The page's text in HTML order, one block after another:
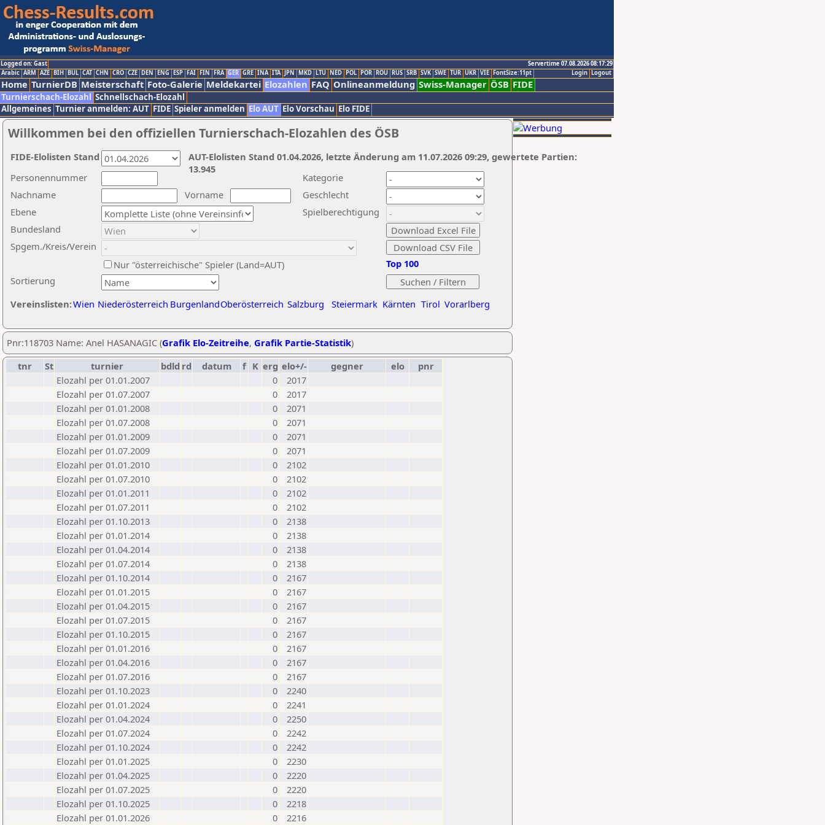
Logged on: Gast
Servertime 07.08.2026 08:17:29
Logout
Login
Arabic ARM AZE BIH BUL CAT CHN CRO CZE DEN ENG ESP FAI FIN FRA GER GRE INA ITA JPN MKD LTU NED POL POR ROU RUS SRB SVK SWE TUR UKR VIE FontSize:11pt
Home TurnierDB Meisterschaft Foto-Galerie Meldekartei Elozahlen FAQ Onlineanmeldung Swiss-Manager ÖSB FIDE
Turnierschach-Elozahl Schnellschach-Elozahl
Allgemeines Turnier anmelden: AUT FIDE Spieler anmelden Elo AUT Elo Vorschau Elo FIDE
Willkommen bei den offiziellen Turnierschach-Elozahlen des ÖSB
Nachname
Vorname
Ebene
Kategorie
Sortierung
Personennummer
Bundesland
Spgem./Kreis/Verein
Geschlecht
Nur "österreichische" Spieler (Land=AUT)
Spielberechtigung
Vereinslisten:Wien Niederösterreich BurgenlandOberösterreich Salzburg Steiermark Kärnten Tirol Vorarlberg
Top 100
AUT-Elolisten Stand 01.04.2026, letzte Änderung am 11.07.2026 09:29, gewertete Partien:
13.945
FIDE-Elolisten Stand
Pnr:118703 Name: Anel HASANAGIC (Grafik Elo-Zeitreihe, Grafik Partie-Statistik)
tnr
St turnier bdld rd datum f K erg elo+/- gegner elo
pnr
Elozahl per 01.01.2007
0
2017
Elozahl per 01.07.2007
0
2017
Elozahl per 01.01.2008
0
2071
Elozahl per 01.07.2008
0
2071
Elozahl per 01.01.2009
0
2071
Elozahl per 01.07.2009
0
2071
Elozahl per 01.01.2010
0
2102
Elozahl per 01.07.2010
0
2102
Elozahl per 01.01.2011
0
2102
Elozahl per 01.07.2011
0
2102
Elozahl per 01.10.2013
0
2138
Elozahl per 01.01.2014
0
2138
Elozahl per 01.04.2014
0
2138
Elozahl per 01.07.2014
0
2138
Elozahl per 01.10.2014
0
2167
Elozahl per 01.01.2015
0
2167
Elozahl per 01.04.2015
0
2167
Elozahl per 01.07.2015
0
2167
Elozahl per 01.10.2015
0
2167
Elozahl per 01.01.2016
0
2167
Elozahl per 01.04.2016
0
2167
Elozahl per 01.07.2016
0
2167
Elozahl per 01.10.2023
0
2240
Elozahl per 01.01.2024
0
2241
Elozahl per 01.04.2024
0
2250
Elozahl per 01.07.2024
0
2242
Elozahl per 01.10.2024
0
2242
Elozahl per 01.01.2025
0
2230
Elozahl per 01.04.2025
0
2220
Elozahl per 01.07.2025
0
2220
Elozahl per 01.10.2025
0
2218
Elozahl per 01.01.2026
0 2216